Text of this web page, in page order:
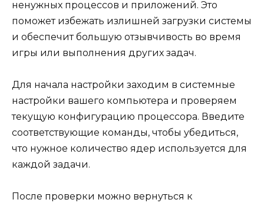
ненужных процессов и приложений. Это
поможет избежать излишней загрузки системы
и обеспечит большую отзывчивость во время
игры или выполнения других задач.
Для начала настройки заходим в системные
настройки вашего компьютера и проверяем
текущую конфигурацию процессора. Введите
соответствующие команды, чтобы убедиться,
что нужное количество ядер используется для
каждой задачи.
После проверки можно вернуться к